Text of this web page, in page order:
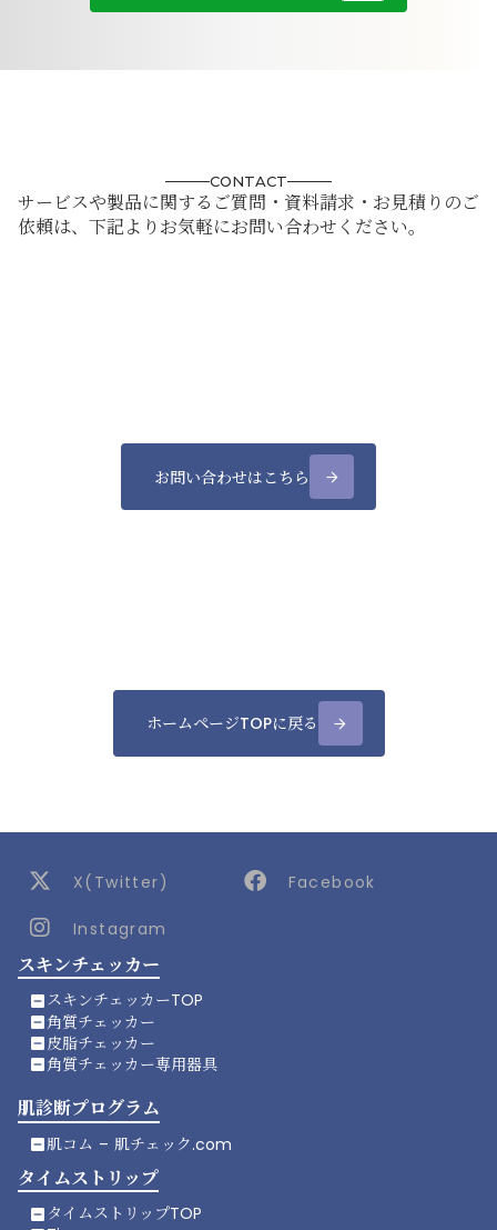
CONTACT
サービスや製品に関するご質問・資料請求・お見積りのご
依頼は、下記よりお気軽にお問い合わせください。
お問い合わせはこちら arrow_forward
ホームページTOPに戻る arrow_forward
X(Twitter)
@smartchip_Inc
Facebook
Instagram
Smartchip Inc.
スキンチェッカー
indeterminate_check_boxスキンチェッカーTOP
indeterminate_check_box角質チェッカー
indeterminate_check_box皮脂チェッカー
indeterminate_check_box角質チェッカー専用器具
肌診断プログラム
indeterminate_check_box肌コム – 肌チェック.com
タイムストリップ
indeterminate_check_box タイムストリップTOP